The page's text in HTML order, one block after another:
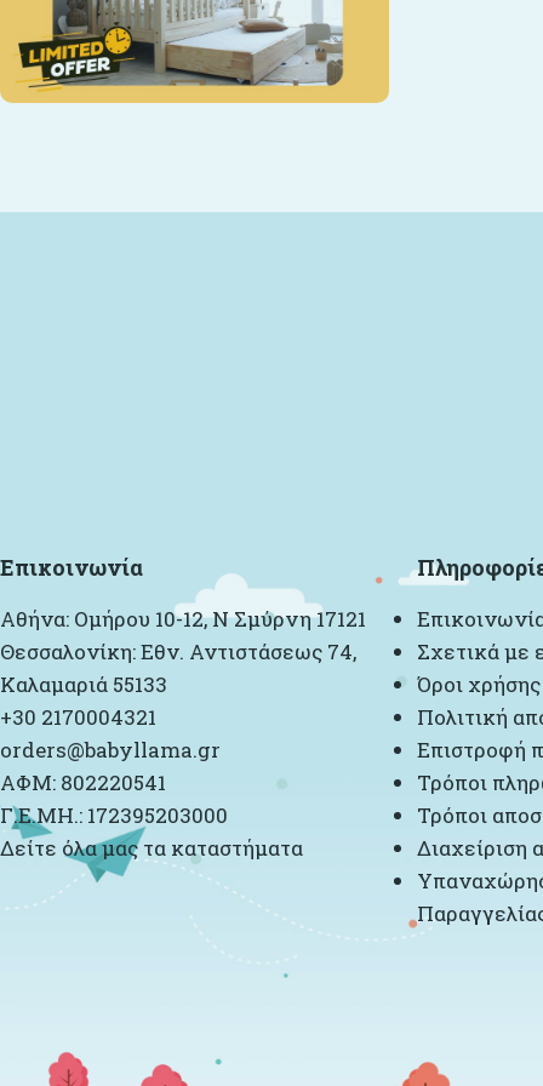
Επικοινωνία
Αθήνα: Ομήρου 10-12, Ν Σμύρνη 17121
Θεσσαλονίκη: Εθν. Αντιστάσεως 74,
Καλαμαριά 55133
+30 2170004321
orders@babyllama.gr
ΑΦΜ: 802220541
Γ.Ε.ΜΗ.: 172395203000
Δείτε όλα μας τα καταστήματα
Σχετικά με
Όροι χρήσης
Πολιτική
Επιστροφή
Τρόποι
Τρόποι
Διαχείριση